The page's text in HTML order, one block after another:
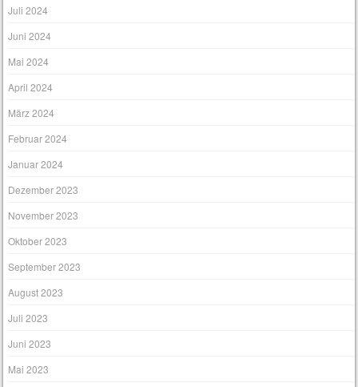
Juli 2024
Juni 2024
Mai 2024
April 2024
März 2024
Februar 2024
Januar 2024
Dezember 2023
November 2023
Oktober 2023
September 2023
August 2023
Juli 2023
Juni 2023
Mai 2023